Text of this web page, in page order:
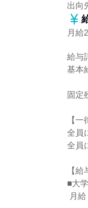
出向
月給
給与
基本
固定
【一
全員
全員
【給
■大